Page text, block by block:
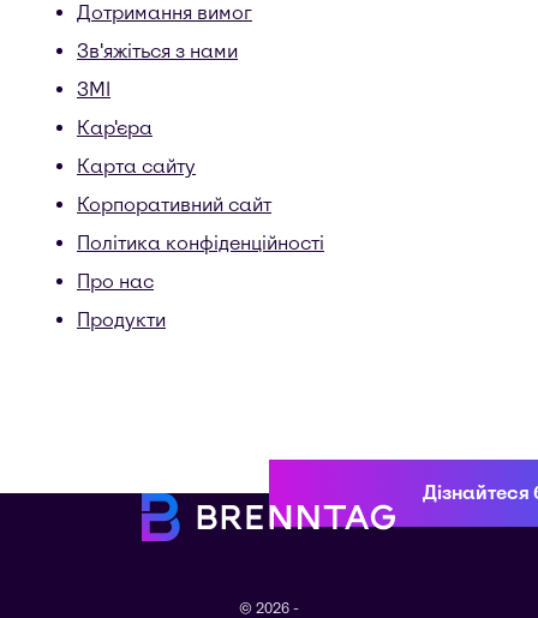
Дотримання вимог
Зв'яжіться з нами
ЗМІ
Кар'єра
Карта сайту
Корпоративний сайт
Політика конфіденційності
Про нас
Продукти
Дізнайтеся
© 2026 -